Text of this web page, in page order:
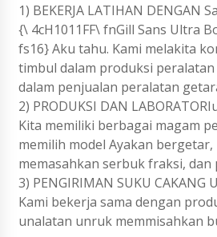
1) BEKERJA LATIHAN DENGAN
{\ 4cH1011FF\ fnGill Sans Ultra
fs16} Aku tahu. Kami melakita
timbul dalam produksi
dalam penjualan peralatan
2) PRODUKSI DAN
Kita memiliki berbagai magam
memilih model Ayakan
memasahkan serbuk fraksi,
3) PENGIRIMAN SUKU CAKANG
Kami bekerja sama dengan
unalatan unruk memmisahkan